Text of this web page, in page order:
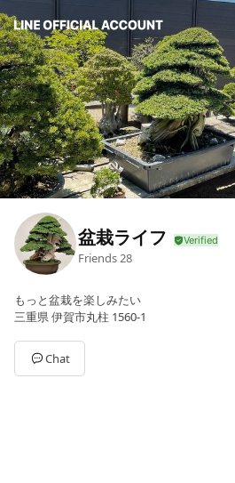
盆栽ライフ
Friends28
もっと盆栽を楽しみたい
三重県 伊賀市丸柱 1560-1
Chat